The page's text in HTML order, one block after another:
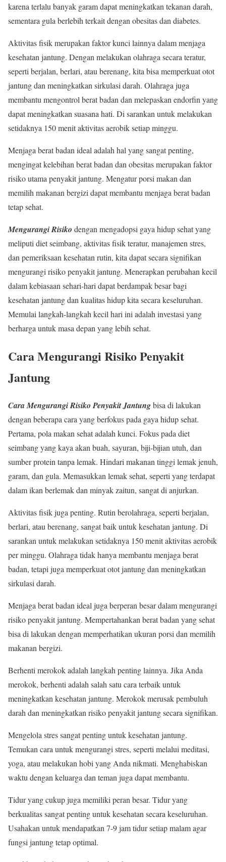
karena terlalu banyak garam dapat meningkatkan tekanan darah,
sementara gula berlebih terkait dengan obesitas dan diabetes.
Aktivitas fisik merupakan faktor kunci lainnya dalam menjaga
kesehatan jantung. Dengan melakukan olahraga secara teratur,
seperti berjalan, berlari, atau berenang, kita bisa memperkuat otot
jantung dan meningkatkan sirkulasi darah. Olahraga juga
membantu mengontrol berat badan dan melepaskan endorfin yang
dapat meningkatkan suasana hati. Di sarankan untuk melakukan
setidaknya 150 menit aktivitas aerobik setiap minggu.
Menjaga berat badan ideal adalah hal yang sangat penting,
mengingat kelebihan berat badan dan obesitas merupakan faktor
risiko utama penyakit jantung. Mengatur porsi makan dan
memilih makanan bergizi dapat membantu menjaga berat badan
tetap sehat.
Mengurangi Risiko dengan mengadopsi gaya hidup sehat yang
meliputi diet seimbang, aktivitas fisik teratur, manajemen stres,
dan pemeriksaan kesehatan rutin, kita dapat secara signifikan
mengurangi risiko penyakit jantung. Menerapkan perubahan kecil
dalam kebiasaan sehari-hari dapat berdampak besar bagi
kesehatan jantung dan kualitas hidup kita secara keseluruhan.
Memulai langkah-langkah kecil hari ini adalah investasi yang
berharga untuk masa depan yang lebih sehat.
Cara Mengurangi Risiko Penyakit
Jantung
Cara Mengurangi Risiko Penyakit Jantungbisa di lakukan
dengan beberapa cara yang berfokus pada gaya hidup sehat.
Pertama, pola makan sehat adalah kunci. Fokus pada diet
seimbang yang kaya akan buah, sayuran, biji-bijian utuh, dan
sumber protein tanpa lemak. Hindari makanan tinggi lemak jenuh,
garam, dan gula. Memasukkan lemak sehat, seperti yang terdapat
dalam ikan berlemak dan minyak zaitun, sangat di anjurkan.
Aktivitas fisik juga penting. Rutin berolahraga, seperti berjalan,
berlari, atau berenang, sangat baik untuk kesehatan jantung. Di
sarankan untuk melakukan setidaknya 150 menit aktivitas aerobik
per minggu. Olahraga tidak hanya membantu menjaga berat
badan, tetapi juga memperkuat otot jantung dan meningkatkan
sirkulasi darah.
Menjaga berat badan ideal juga berperan besar dalam mengurangi
risiko penyakit jantung. Mempertahankan berat badan yang sehat
bisa di lakukan dengan memperhatikan ukuran porsi dan memilih
makanan bergizi.
Berhenti merokok adalah langkah penting lainnya. Jika Anda
merokok, berhenti adalah salah satu cara terbaik untuk
meningkatkan kesehatan jantung. Merokok merusak pembuluh
darah dan meningkatkan risiko penyakit jantung secara signifikan.
Mengelola stres sangat penting untuk kesehatan jantung.
Temukan cara untuk mengurangi stres, seperti melalui meditasi,
yoga, atau melakukan hobi yang Anda nikmati. Menghabiskan
waktu dengan keluarga dan teman juga dapat membantu.
Tidur yang cukup juga memiliki peran besar. Tidur yang
berkualitas sangat penting untuk kesehatan secara keseluruhan.
Usahakan untuk mendapatkan 7-9 jam tidur setiap malam agar
fungsi jantung tetap optimal.